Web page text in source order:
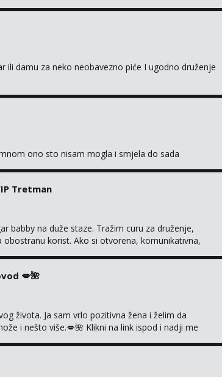
ili damu za neko neobavezno piće I ugodno druženje
ono sto nisam mogla i smjela do sada
Tretman
babby na duže staze. Tražim curu za druženje,
korist. Ako si otvorena, komunikativna,
💋🌺
života. Ja sam vrlo pozitivna žena i želim da
i nešto više.💋🌺 Klikni na link ispod i nadji me